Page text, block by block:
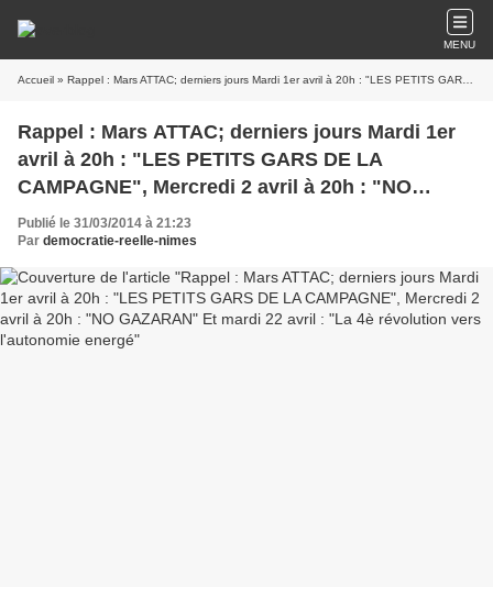
MENU
Accueil » Rappel : Mars ATTAC; derniers jours Mardi 1er avril à 20h : "LES PETITS GARS DE LA CAMPAGNE", Mercredi 2 avril à 20h : "NO GAZARAN" Et mardi 22 avril : "La 4è révolution vers l'autonomie energé
Rappel : Mars ATTAC; derniers jours Mardi 1er
avril à 20h : "LES PETITS GARS DE LA
CAMPAGNE", Mercredi 2 avril à 20h : "NO
GAZARAN" Et mardi 22 avril : "La 4è révolution
vers l'autonomie energé
Publié le 31/03/2014 à 21:23
Par democratie-reelle-nimes